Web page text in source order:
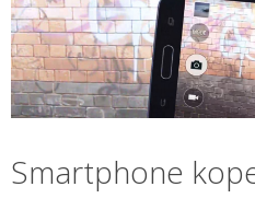
Smartphone